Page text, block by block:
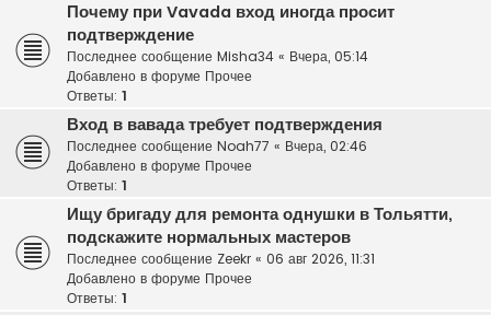
Почему при Vavada вход иногда просит
подтверждение
Последнее сообщение Misha34 « Вчера, 05:14
Добавлено в форуме Прочее
Ответы: 1
Вход в вавада требует подтверждения
Последнее сообщение Noah77 « Вчера, 02:46
Добавлено в форуме Прочее
Ответы: 1
Ищу бригаду для ремонта однушки в Тольятти,
подскажите нормальных мастеров
Последнее сообщение Zeekr « 06 авг 2026, 11:31
Добавлено в форуме Прочее
Ответы: 1